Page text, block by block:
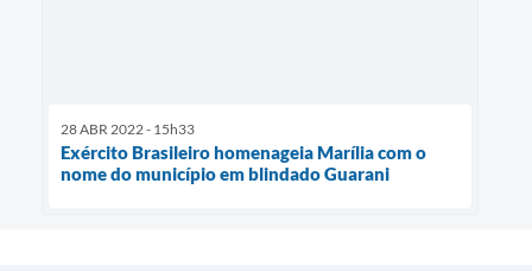
28 ABR 2022 - 15h33
Exército Brasileiro homenageia Marília com o
nome do município em blindado Guarani